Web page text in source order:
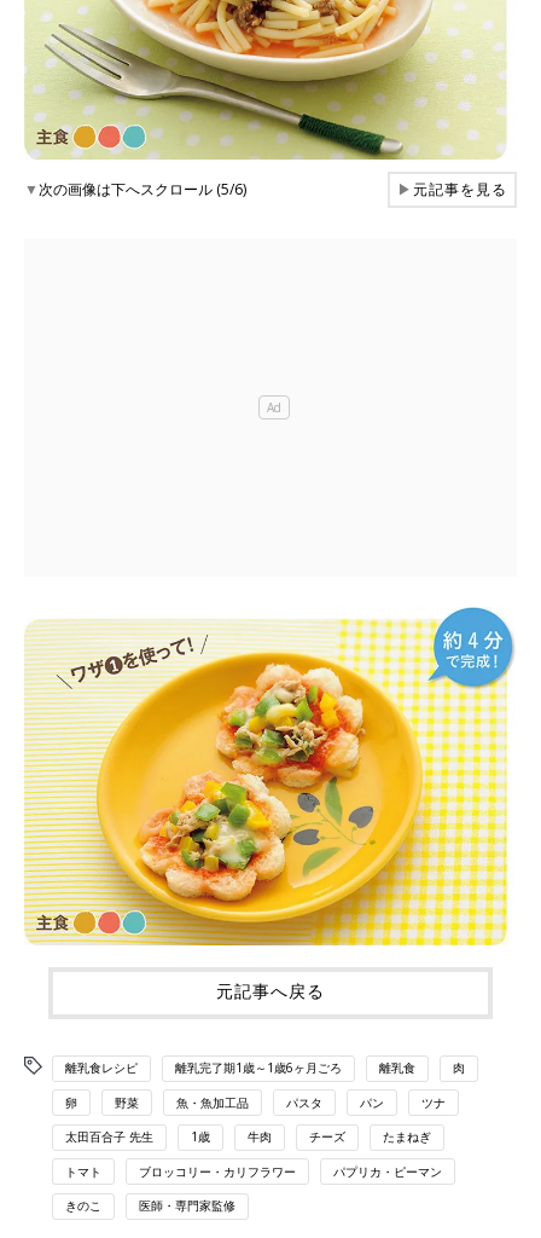
▼次の画像は下へスクロール (5/6) ▶元記事を見る
元記事へ戻る
離乳食レシピ 離乳完了期1歳～1歳6ヶ月ごろ 離乳食 肉
卵 野菜 魚・魚加工品 パスタ パン ツナ
太田百合子 先生 1歳 牛肉 チーズ たまねぎ
トマト ブロッコリー・カリフラワー パプリカ・ピーマン
きのこ 医師・専門家監修